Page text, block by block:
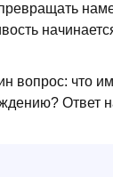
вопрос: что
Ответ